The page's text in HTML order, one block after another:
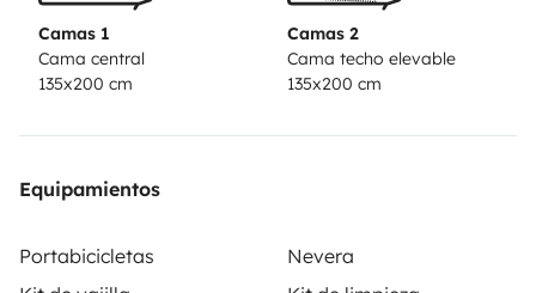
Camas 1
Cama central
135x200 cm
Camas 2
Cama techo elevable
135x200 cm
Equipamientos
Portabicicletas
Nevera